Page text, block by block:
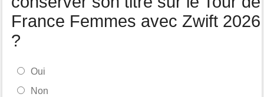
France Femmes avec Zwift 2026
?
Oui
Non